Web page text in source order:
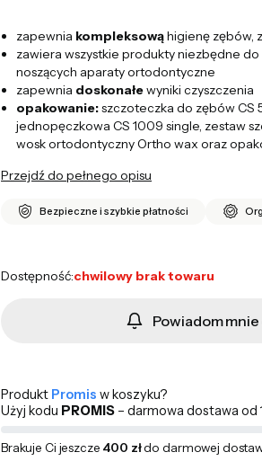
zapewnia kompleksowąhigienę zębów,
zawiera wszystkie produkty niezbędne do
noszących aparaty ortodontyczne
zapewnia doskonałewyniki czyszczenia
opakowanie:szczoteczka do zębów
jednopęczkowa CS 1009 single, zestaw
wosk ortodontyczny Ortho wax oraz
Przejdź do pełnego opisu
Bezpieczne i szybkie płatności
Dostępność:chwilowy brak towaru
Powiadom
Produkt Promis w koszyku?
Użyj kodu PROMIS – darmowa dostawa od
Brakuje Ci jeszcze 400 złdo darmowej